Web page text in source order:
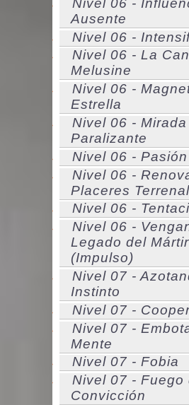
Nivel 06 -
Ausente
Nivel 06 -
Nivel 06 - La
Melusine
Nivel 06 -
Estrella
Nivel 06 - Mirada
Paralizante
Nivel 06 - Pasión
Nivel 06 -
Placeres
Nivel 06 -
Nivel 06 -
Legado del Mártir
(Impulso)
Nivel 07 -
Instinto
Nivel 07 -
Nivel 07 -
Mente
Nivel 07 - Fobia
Nivel 07 - Fuego
Convicción